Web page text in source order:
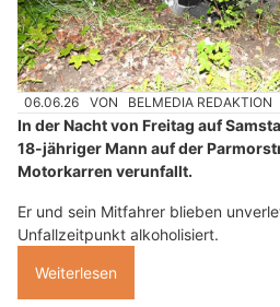
06.06.26 VON BELMEDIA REDAKTION
In der Nacht von Freitag auf
18-jähriger Mann auf der
Motorkarren verunfallt.
Er und sein Mitfahrer blieben
Unfallzeitpunkt alkoholisiert.
Weiterlesen